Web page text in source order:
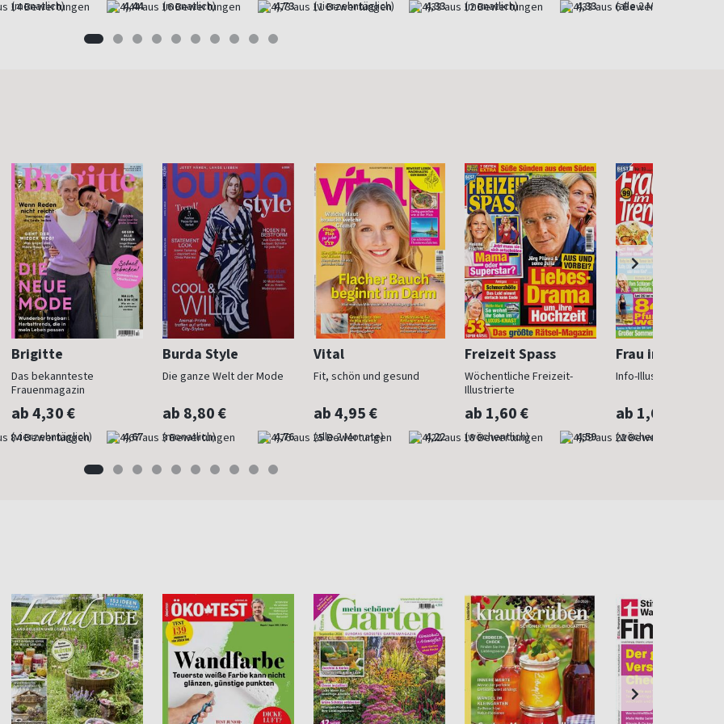
(monatlich) 4,44 (monatlich) 4,73 (vierzehntäglich) 4,33 (monatlich) 4,33 (alle 2 Monate)
Brigitte
Das bekannteste
Frauenmagazin
ab 4,30 €
(vierzehntäglich) 4,67
Burda Style
Die ganze Welt der Mode
ab 8,80 €
(monatlich) 4,76
Vital
Fit, schön und gesund
ab 4,95 €
(alle 2 Monate) 4,22
Freizeit Spass
Wöchentliche Freizeit-
Illustrierte
ab 1,60 €
(wöchentlich) 4,59
Frau im Trend
Info-Illustrierte für
ab 1,60 €
(wöchentlich)